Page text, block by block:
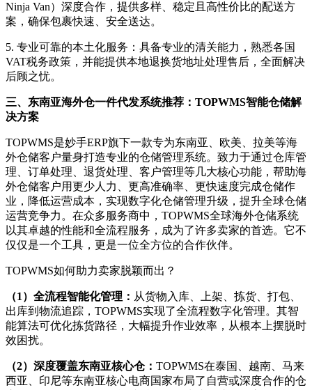
Ninja Van）深度合作，提供多样、稳定且高性价比的配送方
案，确保包裹快速、安全送达。
5. 专业可靠的本土化服务：具备专业的清关能力，熟悉各国
VAT税务政策，并能提供本地退换货地址处理售后，全面解决
后顾之忧。
三、 东南亚海外仓一件代发系统推荐： TOPWMS智能仓储解
决方案
TOPWMS是妙手ERP旗下一款专为东南亚、欧美、拉美等海
外仓储客户量身打造专业的仓储管理系统。致力于通过仓库管
理、订单处理、退货处理、客户管理等几大核心功能，帮助海
外仓储客户用更少人力、更高准确率、更快速度完成仓储作
业，降低运营成本，实现数字化仓储管理升级，提升全球仓储
运营竞争力。在众多服务商中，TOPWMS全球海外仓储系统
以其卓越的性能和全流程服务，成为了许多卖家的首选。它不
仅仅是一个工具，更是一位全方位的合作伙伴。
TOPWMS如何助力卖家脱颖而出？
（1）全流程智能化管理： 从货物入库、上架、拣货、打包、
出库到物流追踪， TOPWMS实现了全流程数字化管理。其智
能算法可优化拣货路径，大幅提升作业效率，从根本上摆脱时
效困扰。
（2）深度覆盖东南亚核心仓： TOPWMS在泰国、越南、马来
西亚、印尼等东南亚核心电商国家布局了自营或深度合作的仓